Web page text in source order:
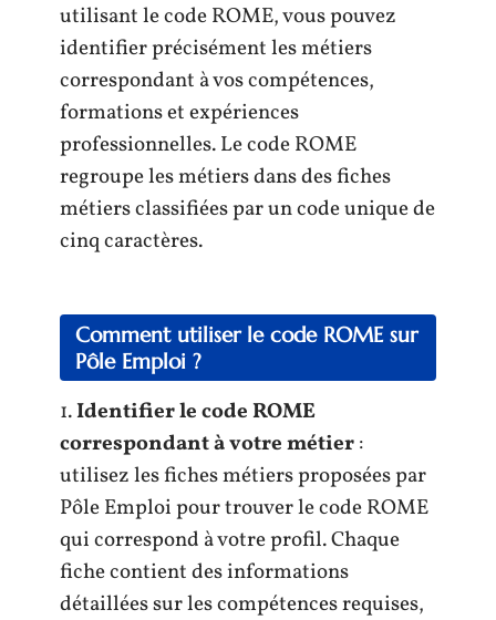
utilisant le code ROME, vous pouvez
identifier précisément les métiers
correspondant à vos compétences,
formations et expériences
professionnelles. Le code ROME
regroupe les métiers dans des fiches
métiers classifiées par un code unique de
cinq caractères.
Comment utiliser le code ROME sur
Pôle Emploi ?
1.Identifier le code ROME
correspondant à votre métier:
utilisez les fiches métiers proposées par
Pôle Emploi pour trouver le code ROME
qui correspond à votre profil. Chaque
fiche contient des informations
détaillées sur les compétences requises,